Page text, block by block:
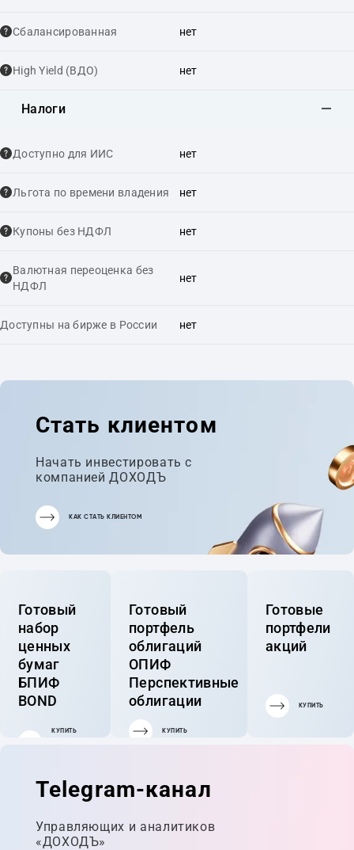
Сбалансированная нет
High Yield (ВДО) нет
Налоги
Доступно для ИИС нет
Льгота по времени владения нет
Купоны без НДФЛ нет
Валютная переоценка без
НДФЛ
нет
Доступны на бирже в России нет
Стать клиентом
Начать инвестировать с
компанией ДОХОДЪ
КАК СТАТЬ КЛИЕНТОМ
Готовый
набор
ценных
бумаг
БПИФ
BOND
КУПИТЬ
Готовый
портфель
облигаций
ОПИФ
Перспективные
облигации
КУПИТЬ
Готовые
портфели
акций
КУПИТЬ
Telegram-канал
Управляющих и аналитиков
«ДОХОДЪ»